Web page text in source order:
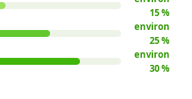
15 %
environ
25 %
environ
30 %